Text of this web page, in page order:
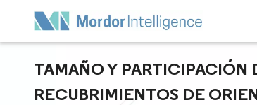
TAMAÑO Y PARTICIPACIÓN
RECUBRIMIENTOS DE